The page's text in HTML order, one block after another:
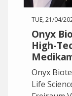
TUE, 21/04/
Onyx
High-
Onyx
Life